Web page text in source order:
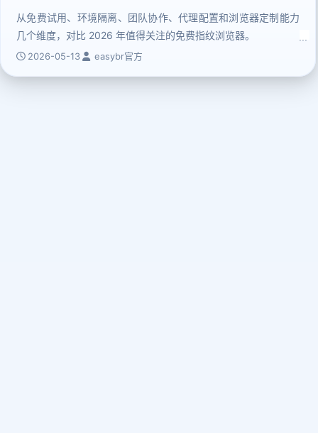
从免费试用、环境隔离、团队协作、代理配置和浏览器定制能力
几个维度，对比 2026 年值得关注的免费指纹浏览器。
2026-05-13 easybr官方